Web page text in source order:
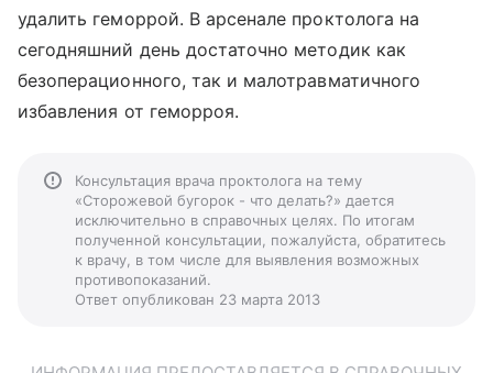
удалить геморрой. В арсенале проктолога на
сегодняшний день достаточно методик как
безоперационного, так и малотравматичного
избавления от геморроя.
Консультация врача проктолога на тему
«Сторожевой бугорок - что делать?» дается
исключительно в справочных целях. По итогам
полученной консультации, пожалуйста, обратитесь
к врачу, в том числе для выявления возможных
противопоказаний.
Ответ опубликован 23 марта 2013